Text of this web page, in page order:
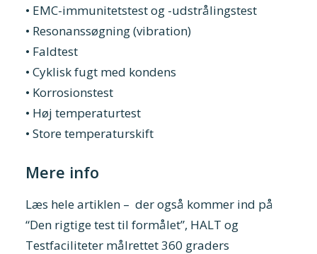
• EMC-immunitetstest og -udstrålingstest
• Resonanssøgning (vibration)
• Faldtest
• Cyklisk fugt med kondens
• Korrosionstest
• Høj temperaturtest
• Store temperaturskift
Mere info
Læs hele artiklen – der også kommer ind på
“Den rigtige test til formålet”, HALT og
Testfaciliteter målrettet 360 graders